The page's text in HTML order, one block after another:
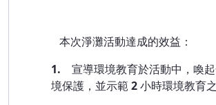
本次淨灘活動達成的效益：
1. 宣導環境教育於活動中，喚
境保護，並示範 2小時環境教育